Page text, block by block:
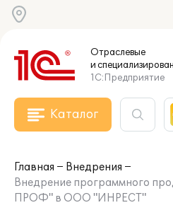
Отраслевые
и
1С:Предприятие
Каталог
Главная
Внедрения
Внедрение программного
ПРОФ" в ООО "ИНРЕСТ"